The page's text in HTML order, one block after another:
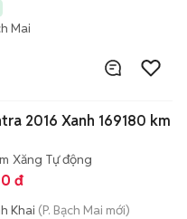
Mai
2016 Xanh 169180 km
Xăng Tự động
đ
Khai (P. Bạch Mai mới)